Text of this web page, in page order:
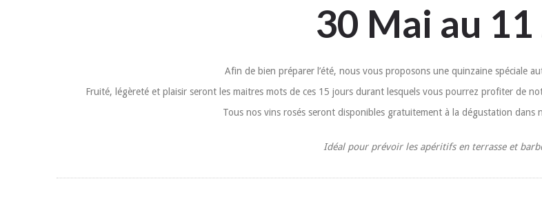
30 Mai au
Afin de bien préparer l’été, nous vous proposons une quinzaine spéciale
Fruité, légèreté et plaisir seront les maitres mots de ces 15 jours durant lesquels vous pourrez profiter de
Tous nos vins rosés seront disponibles gratuitement à la dégustation dans
Idéal pour prévoir les apéritifs en terrasse et